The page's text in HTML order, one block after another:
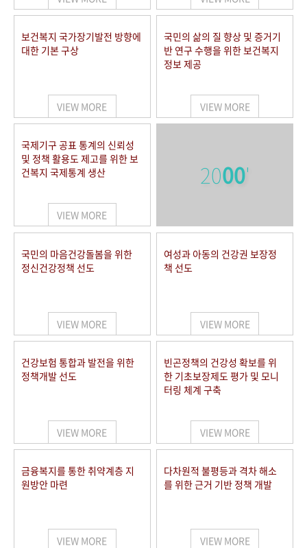
보건복지 국가장기발전 방향에
대한 기본 구상
VIEW MORE
국민의 삶의 질 향상 및 증거기
반 연구 수행을 위한 보건복지
정보 제공
VIEW MORE
국제기구 공표 통계의 신뢰성
및 정책 활용도 제고를 위한 보
건복지 국제통계 생산
VIEW MORE
2000'
국민의 마음건강돌봄을 위한
정신건강정책 선도
VIEW MORE
여성과 아동의 건강권 보장정
책 선도
VIEW MORE
건강보험 통합과 발전을 위한
정책개발 선도
VIEW MORE
빈곤정책의 건강성 확보를 위
한 기초보장제도 평가 및 모니
터링 체계 구축
VIEW MORE
금융복지를 통한 취약계층 지
원방안 마련
VIEW MORE
다차원적 불평등과 격차 해소
를 위한 근거 기반 정책 개발
VIEW MORE